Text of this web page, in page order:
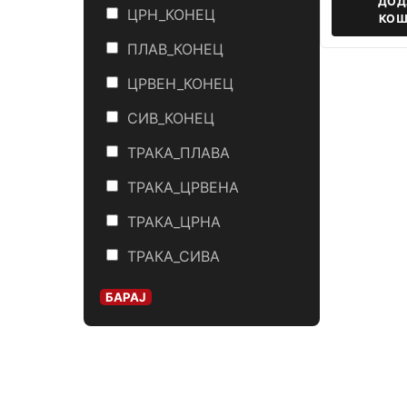
ЦРН_КОНЕЦ
ПЛАВ_КОНЕЦ
ЦРВЕН_КОНЕЦ
СИВ_КОНЕЦ
ТРАКА_ПЛАВА
ТРАКА_ЦРВЕНА
ТРАКА_ЦРНА
ТРАКА_СИВА
БАРАЈ